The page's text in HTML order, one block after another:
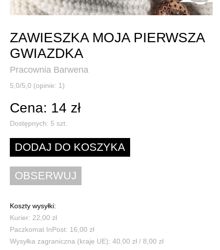
ZAWIESZKA MOJA PIERWSZA
GWIAZDKA
Pracownia Barwena
5,0/5,0 (opinie: 1)
Cena: 14 zł
Dostępnych: 5 szt.
Koszty wysyłki:
Kurier: 22,00 zł
Paczkomat InPost: 16,00 zł
Wysyłka zagraniczna (kraje UE): 40,00 zł / 8,00 zł